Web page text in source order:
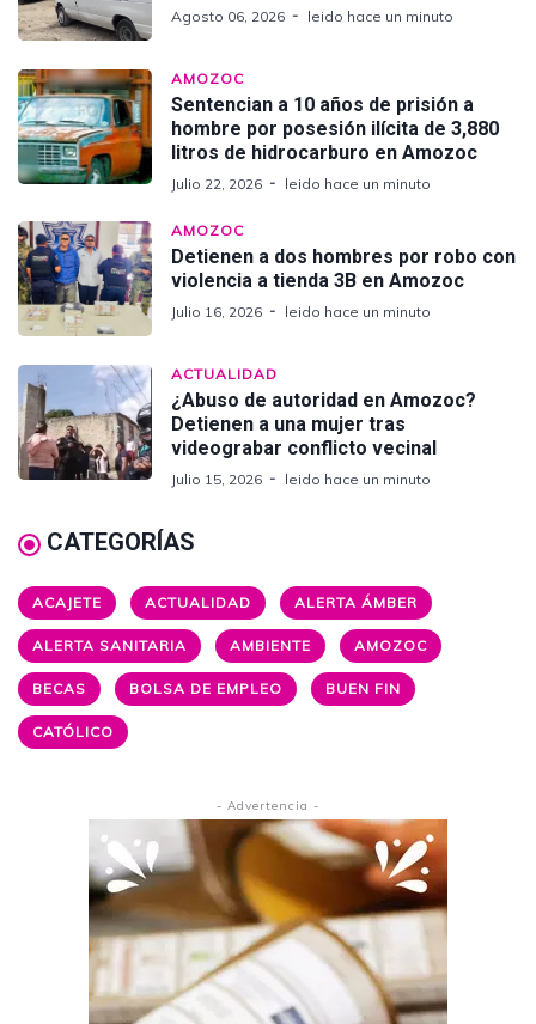
Agosto 06, 2026 leido hace un minuto
AMOZOC
Sentencian a 10 años de prisión a
hombre por posesión ilícita de 3,880
litros de hidrocarburo en Amozoc
Julio 22, 2026 leido hace un minuto
AMOZOC
Detienen a dos hombres por robo con
violencia a tienda 3B en Amozoc
Julio 16, 2026 leido hace un minuto
ACTUALIDAD
¿Abuso de autoridad en Amozoc?
Detienen a una mujer tras
videograbar conflicto vecinal
Julio 15, 2026 leido hace un minuto
CATEGORÍAS
ACAJETE ACTUALIDAD ALERTA ÁMBER
ALERTA SANITARIA AMBIENTE AMOZOC
BECAS BOLSA DE EMPLEO BUEN FIN
CATÓLICO
- Advertencia -